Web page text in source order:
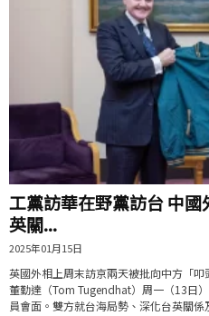
工黨訪華在野黨訪台 中
英關...
2025年01月15日
英國外相上周末訪京兩天被批向中方「
董勤達（Tom Tugendhat）周一（13日
員會面。雙方就台海局勢、深化台英關係